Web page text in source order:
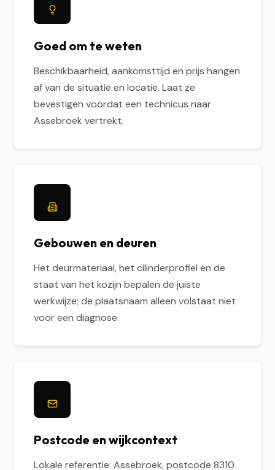
Goed om te weten
Beschikbaarheid, aankomsttijd en prijs hangen
af van de situatie en locatie. Laat ze
bevestigen voordat een technicus naar
Assebroek vertrekt.
Gebouwen en deuren
Het deurmateriaal, het cilinderprofiel en de
staat van het kozijn bepalen de juiste
werkwijze; de plaatsnaam alleen volstaat niet
voor een diagnose.
Postcode en wijkcontext
Lokale referentie: Assebroek, postcode 8310.